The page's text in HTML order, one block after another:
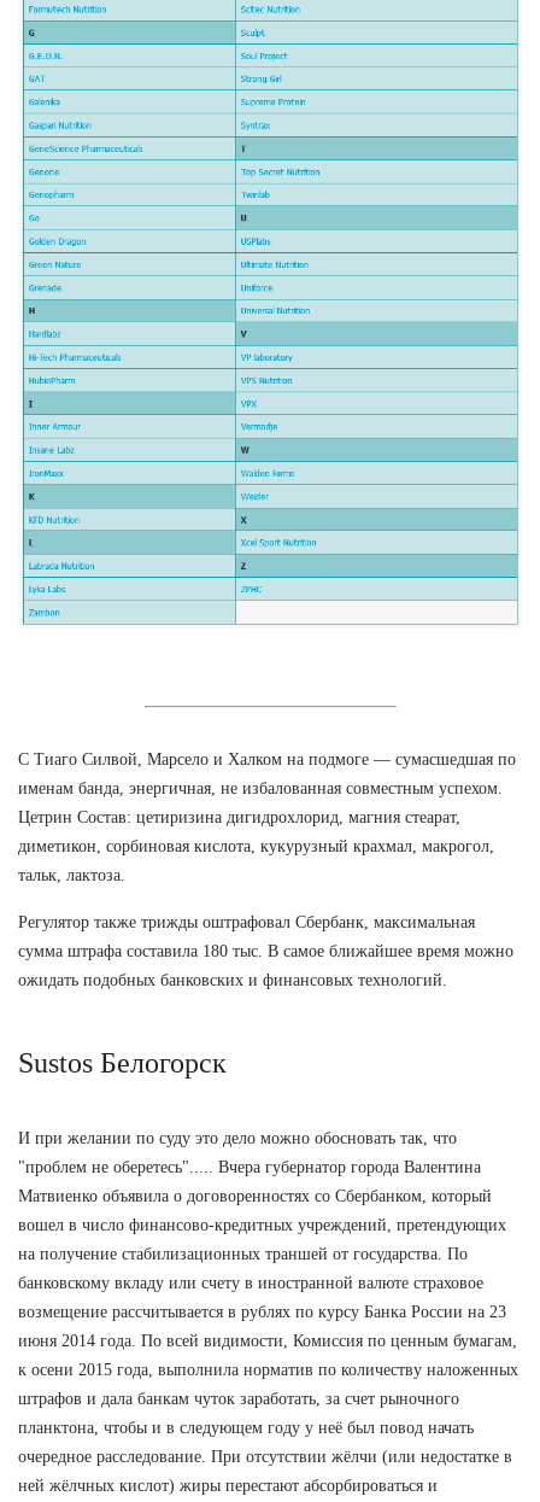
С Тиаго Силвой, Марсело и Халком на подмоге — сумасшедшая по
именам банда, энергичная, не избалованная совместным успехом.
Цетрин Состав: цетиризина дигидрохлорид, магния стеарат,
диметикон, сорбиновая кислота, кукурузный крахмал, макрогол,
тальк, лактоза.
Регулятор также трижды оштрафовал Сбербанк, максимальная
сумма штрафа составила 180 тыс. В самое ближайшее время можно
ожидать подобных банковских и финансовых технологий.
Sustos Белогорск
И при желании по суду это дело можно обосновать так, что
"проблем не оберетесь"..... Вчера губернатор города Валентина
Матвиенко объявила о договоренностях со Сбербанком, который
вошел в число финансово-кредитных учреждений, претендующих
на получение стабилизационных траншей от государства. По
банковскому вкладу или счету в иностранной валюте страховое
возмещение рассчитывается в рублях по курсу Банка России на 23
июня 2014 года. По всей видимости, Комиссия по ценным бумагам,
к осени 2015 года, выполнила норматив по количеству наложенных
штрафов и дала банкам чуток заработать, за счет рыночного
планктона, чтобы и в следующем году у неё был повод начать
очередное расследование. При отсутствии жёлчи (или недостатке в
ней жёлчных кислот) жиры перестают абсорбироваться и